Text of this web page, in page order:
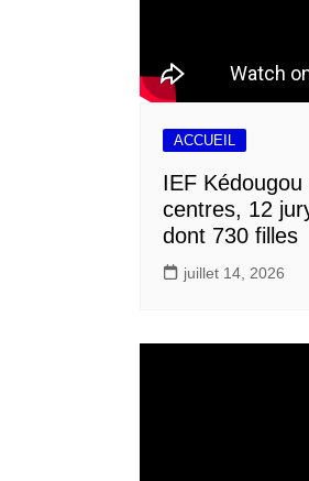
ACCUEIL
IEF
centres, 12
dont 730 filles
juillet 14, 2026